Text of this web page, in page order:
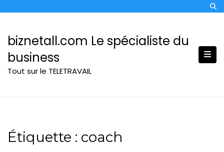
biznetall.com Le spécialiste du
business
Tout sur le TELETRAVAIL
Étiquette : coach